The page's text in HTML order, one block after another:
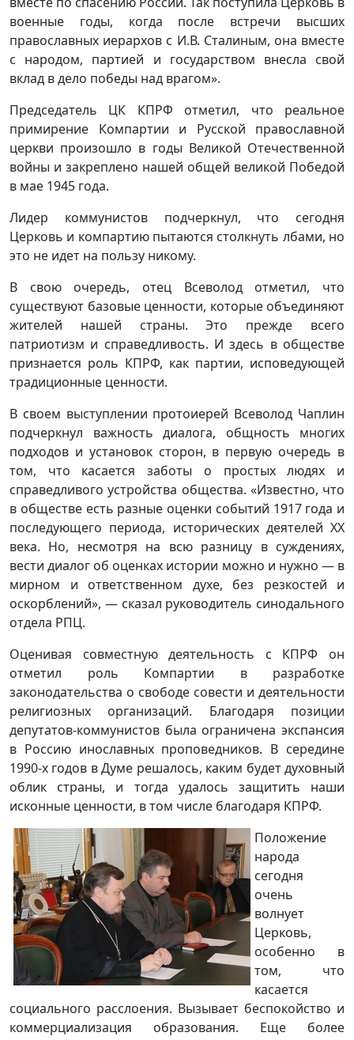
военные годы, когда после встречи высших
православных иерархов с И.В. Сталиным, она вместе
с народом, партией и государством внесла свой
вклад в дело победы над врагом».
Председатель ЦК КПРФ отметил, что реальное
примирение Компартии и Русской православной
церкви произошло в годы Великой Отечественной
войны и закреплено нашей общей великой Победой
в мае 1945 года.
Лидер коммунистов подчеркнул, что сегодня
Церковь и компартию пытаются столкнуть лбами, но
это не идет на пользу никому.
В свою очередь, отец Всеволод отметил, что
существуют базовые ценности, которые объединяют
жителей нашей страны. Это прежде всего
патриотизм и справедливость. И здесь в обществе
признается роль КПРФ, как партии, исповедующей
традиционные ценности.
В своем выступлении протоиерей Всеволод Чаплин
подчеркнул важность диалога, общность многих
подходов и установок сторон, в первую очередь в
том, что касается заботы о простых людях и
справедливого устройства общества. «Известно, что
в обществе есть разные оценки событий 1917 года и
последующего периода, исторических деятелей XX
века. Но, несмотря на всю разницу в суждениях,
вести диалог об оценках истории можно и нужно — в
мирном и ответственном духе, без резкостей и
оскорблений», — сказал руководитель синодального
отдела РПЦ.
Оценивая совместную деятельность с КПРФ он
отметил роль Компартии в разработке
законодательства о свободе совести и деятельности
религиозных организаций. Благодаря позиции
депутатов-коммунистов была ограничена экспансия
в Россию инославных проповедников. В середине
1990-х годов в Думе решалось, каким будет духовный
облик страны, и тогда удалось защитить наши
исконные ценности, в том числе благодаря КПРФ.
Положение
народа
сегодня
очень
волнует
Церковь,
особенно в
том, что
касается
социального расслоения. Вызывает беспокойство и
коммерциализация образования. Еще более